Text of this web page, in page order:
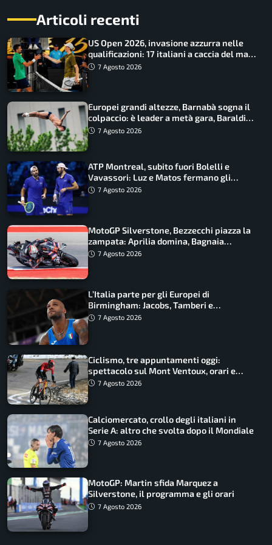
Articoli recenti
US Open 2026, invasione azzurra nelle
qualificazioni: 17 italiani a caccia del main
draw7 Agosto 2026
Europei grandi altezze, Barnabà sogna il
colpaccio: è leader a metà gara, Baraldi
ancora in corsa
7 Agosto 2026
ATP Montreal, subito fuori Bolelli e
Vavassori: Luz e Matos fermano gli
azzurri
7 Agosto 2026
MotoGP Silverstone, Bezzecchi piazza la
zampata: Aprilia domina, Bagnaia
costretto al Q1
7 Agosto 2026
L’Italia parte per gli Europei di
Birmingham: Jacobs, Tamberi e
Battocletti guidano una spedizione
7 Agosto 2026
Ciclismo, tre appuntamenti oggi:
spettacolo sul Mont Ventoux, orari e
come vederli
7 Agosto 2026
Calciomercato, crollo degli italiani in
Serie A: altro che svolta dopo il Mondiale
7 Agosto 2026
MotoGP: Martin sfida Marquez a
Silverstone, il programma e gli orari
7 Agosto 2026